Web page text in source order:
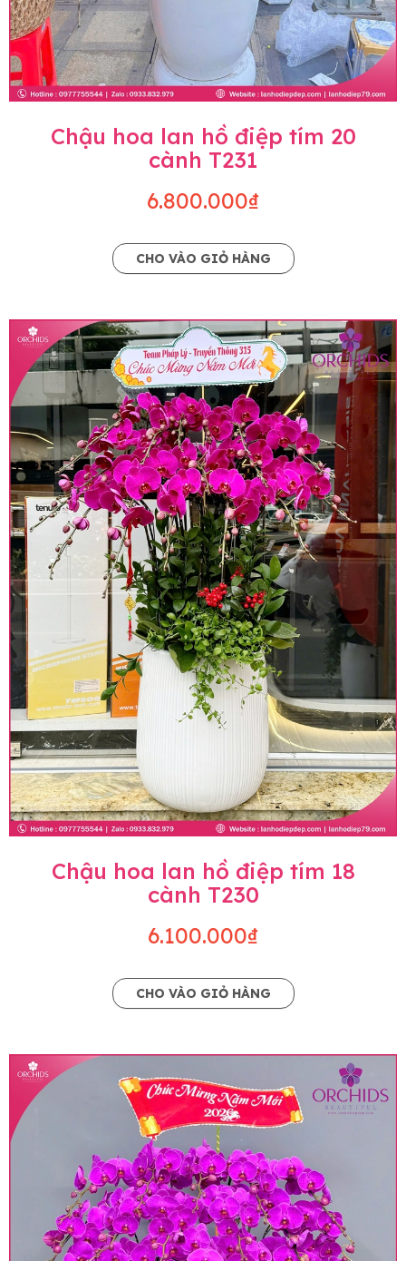
Chậu hoa lan hồ điệp tím 20
cành T231
6.800.000₫
CHO VÀO GIỎ HÀNG
Chậu hoa lan hồ điệp tím 18
cành T230
6.100.000₫
CHO VÀO GIỎ HÀNG